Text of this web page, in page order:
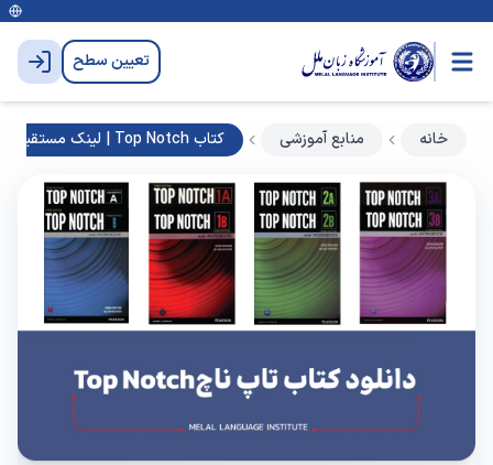
تعیین سطح
خانه منابع آموزشی کتاب Top Notch | لینک مستقیم دانلود 8 جلد ویرایش سوم